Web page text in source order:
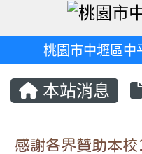
桃園市中壢區中
本站消息
感謝各界贊助本